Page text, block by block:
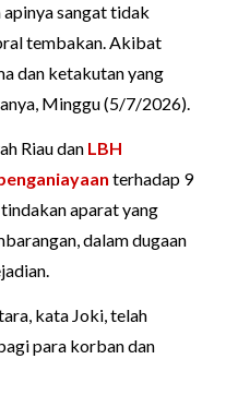
sangat tidak
tembakan. Akibat
dan ketakutan yang
Minggu (5/7/2026).
Riau dan LBH
terhadap 9
aparat yang
dalam dugaan
kata Joki, telah
para korban dan